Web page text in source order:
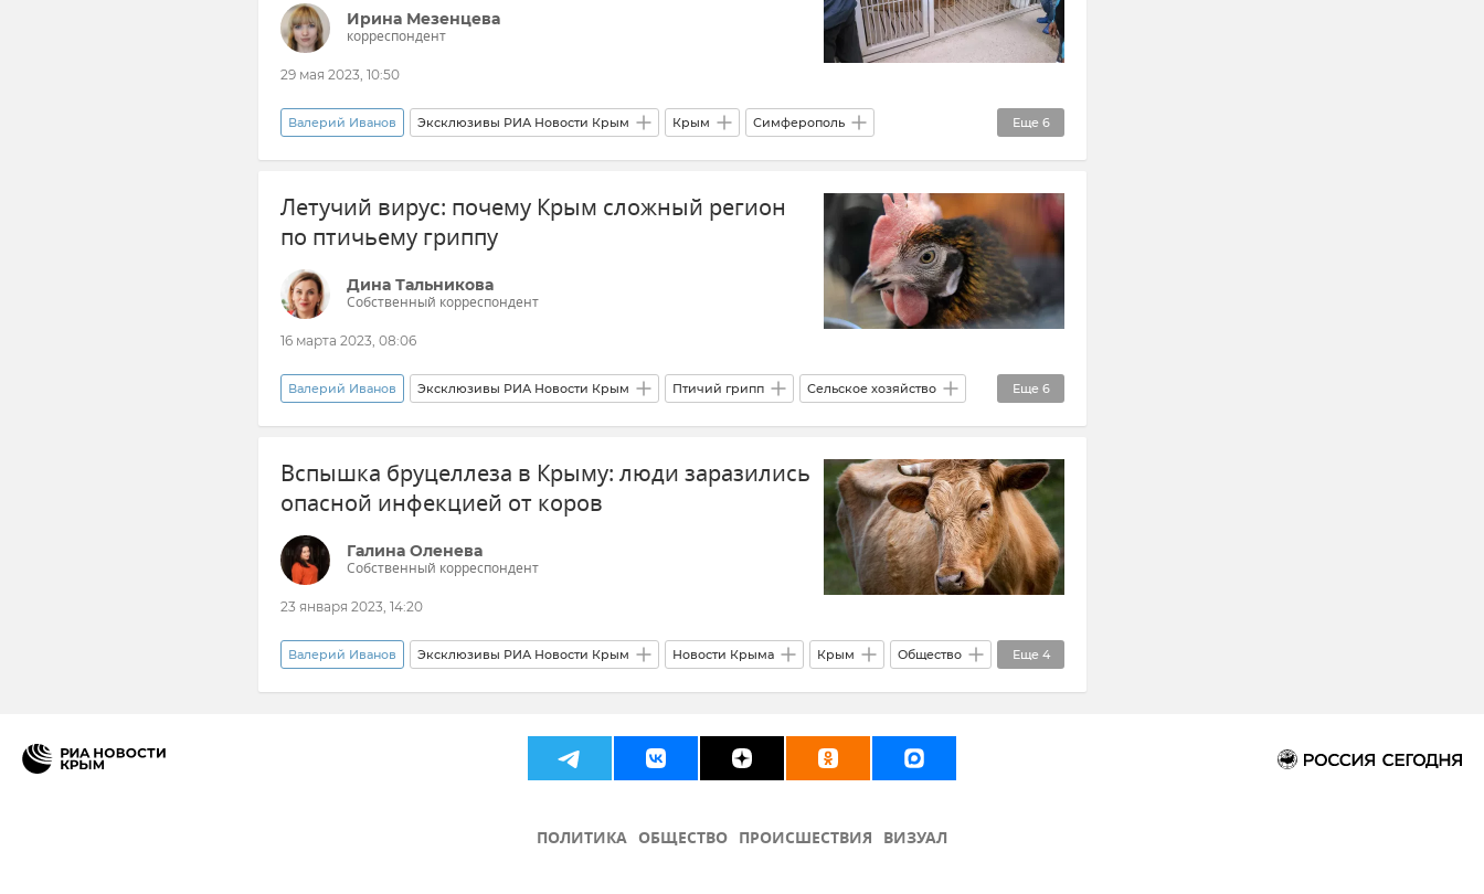
Ирина Мезенцева
корреспондент
29 мая 2023, 10:50
Еще 6
Валерий Иванов Эксклюзивы РИА Новости Крым Крым Симферополь
Происшествия Собаки Животные
Председатель Госкомитета ветеринарии РК Валерий Иванов
Госкомитет ветеринарии Республики Крым
Летучий вирус: почему Крым сложный регион
по птичьему гриппу
Дина Тальникова
Собственный корреспондент
16 марта 2023, 08:06
Еще 6
Валерий Иванов Эксклюзивы РИА Новости Крым Птичий грипп Сельское хозяйство
Птицы Крыма Здоровье Безопасность Республики Крым и Севастополя Безопасность
Юрий Шерякин Председатель Госкомитета ветеринарии РК Валерий Иванов
Вспышка бруцеллеза в Крыму: люди заразились
опасной инфекцией от коров
Галина Оленева
Собственный корреспондент
23 января 2023, 14:20
Еще 4
Валерий Иванов Эксклюзивы РИА Новости Крым Новости Крыма Крым Общество
Здоровье Вспышка бруцеллеза в Крыму Роспотребнадзор Светлана Листопад
ПОЛИТИКА ОБЩЕСТВО ПРОИСШЕСТВИЯ ВИЗУАЛ